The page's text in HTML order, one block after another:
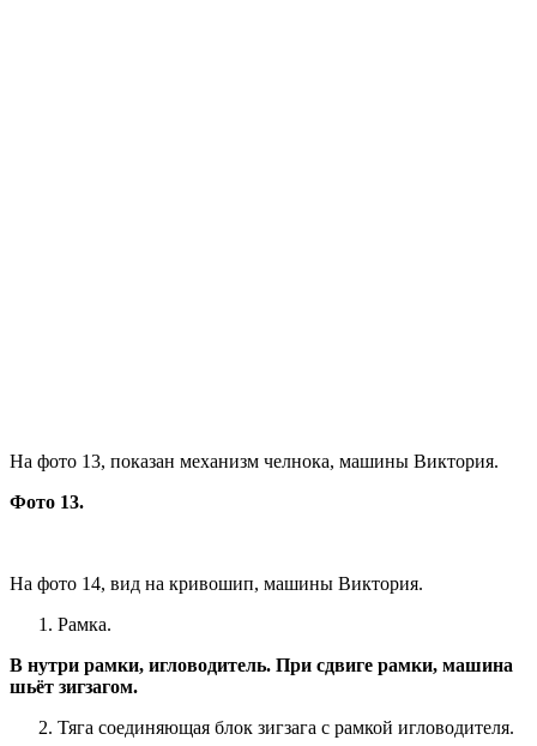
На фото 13, показан механизм челнока, машины Виктория.
Фото 13.
На фото 14, вид на кривошип, машины Виктория.
Рамка.
В нутри рамки, игловодитель. При сдвиге рамки, машина
шьёт зигзагом.
Тяга соединяющая блок зигзага с рамкой игловодителя.